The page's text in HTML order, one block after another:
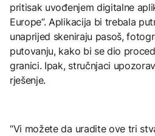
pritisak uvođenjem digitalne
Europe”. Aplikacija bi trebala
unaprijed skeniraju pasoš,
putovanju, kako bi se dio
granici. Ipak, stručnjaci
rješenje.
“Vi možete da uradite ove tri